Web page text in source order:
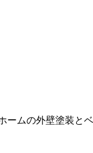
ームの外壁塗装